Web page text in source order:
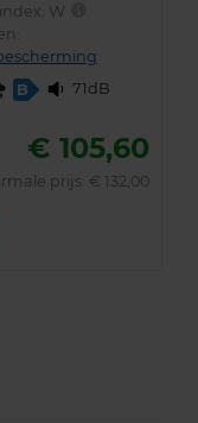
W
B 71dB
€ 105,60
prijs: € 132,00